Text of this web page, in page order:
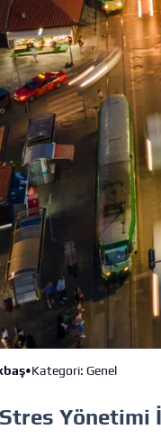
•Kategori: Genel